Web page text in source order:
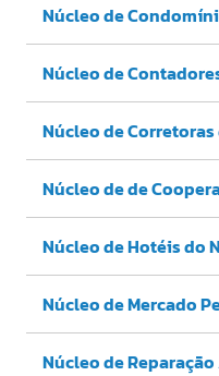
Núcleo de
Núcleo de
Núcleo de Corretoras
Núcleo de de
Núcleo de Hotéis do
Núcleo de Mercado
Núcleo de